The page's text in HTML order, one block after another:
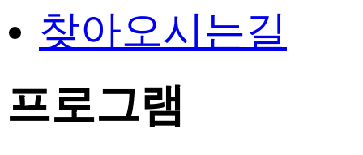
찾아오시는길
프로그램